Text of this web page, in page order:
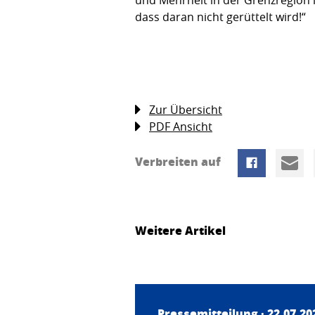
dass daran nicht gerüttelt wird!“
Zur Übersicht
PDF Ansicht
Verbreiten auf
Weitere Artikel